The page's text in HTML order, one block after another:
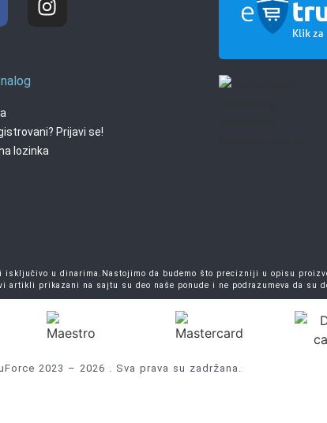
Prijavi se!
lozinka
isključivo u dinarima.Nastojimo da budemo što precizniji u opisu
artikli prikazani na sajtu su deo naše ponude i ne podrazumeva da su
2023 – 2026 . Sva prava su zadržana.